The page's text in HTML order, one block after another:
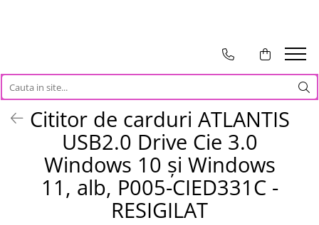
Auto Moto
Accesorii Auto
Anvelope & Jante
Covorase auto
Echipamente pentru Atelier
Electronice Auto
Intretinere & Cosmetica auto
Cititor de carduri ATLANTIS
USB2.0 Drive Cie 3.0
Windows 10 și Windows
11, alb, P005-CIED331C -
RESIGILAT